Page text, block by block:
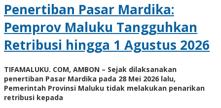
Penertiban Pasar Mardika:
Pemprov Maluku Tangguhkan
Retribusi hingga 1 Agustus 2026
TIFAMALUKU. COM, AMBON – Sejak dilaksanakan
penertiban Pasar Mardika pada 28 Mei 2026 lalu,
Pemerintah Provinsi Maluku tidak melakukan penarikan
retribusi kepada